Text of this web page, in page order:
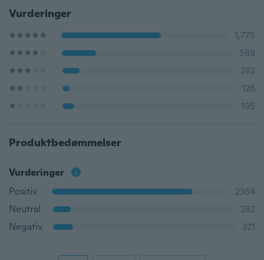
Vurderinger
1,775
589
282
126
195
Produktbedømmelser
Vurderinger
Positiv
2364
Neutral
282
Negativ
321